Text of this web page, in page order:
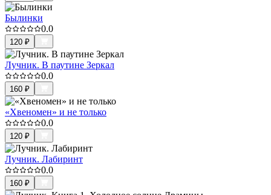
Былинки
0.0
120 ₽
Лучник. В паутине Зеркал
0.0
160 ₽
«Хвеномен» и не только
0.0
120 ₽
Лучник. Лабиринт
0.0
160 ₽